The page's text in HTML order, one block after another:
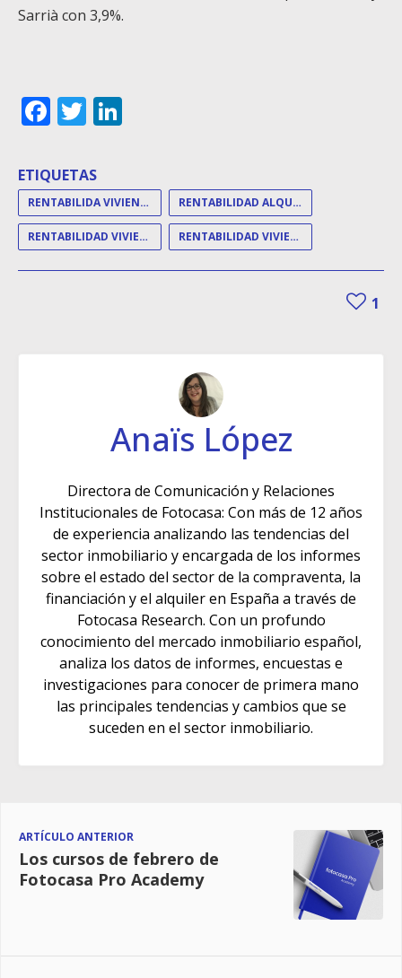
Sarrià con 3,9%.
Facebook
Twitter
ETIQUETAS
RENTABILIDA VIVIENDA ALQUILER RENTABILIDAD ALQUILER
RENTABILIDAD VIVIENDA RENTABILIDAD VIVIENDA ESPAÑA
1
Anaïs López
Directora de Comunicación y Relaciones
Institucionales de Fotocasa: Con más de 12 años
de experiencia analizando las tendencias del
sector inmobiliario y encargada de los informes
sobre el estado del sector de la compraventa, la
financiación y el alquiler en España a través de
Fotocasa Research. Con un profundo
conocimiento del mercado inmobiliario español,
analiza los datos de informes, encuestas e
investigaciones para conocer de primera mano
las principales tendencias y cambios que se
suceden en el sector inmobiliario.
ARTÍCULO ANTERIOR
Los cursos de febrero de
Fotocasa Pro Academy